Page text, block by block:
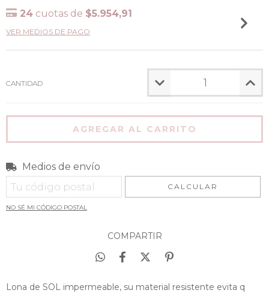
24 cuotas de $5.954,91
VER MEDIOS DE PAGO
CANTIDAD
Entregas para el CP:
Medios de envío
CALCULAR
NO SÉ MI CÓDIGO POSTAL
COMPARTIR
Lona de SOL impermeable, su material resistente evita q